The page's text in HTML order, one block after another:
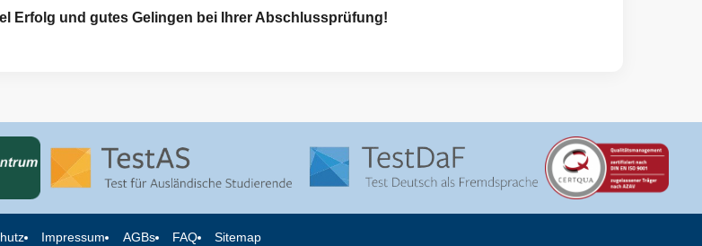
Erfolg und gutes Gelingen bei Ihrer Abschlussprüfung!
Impressum AGBs FAQ Sitemap